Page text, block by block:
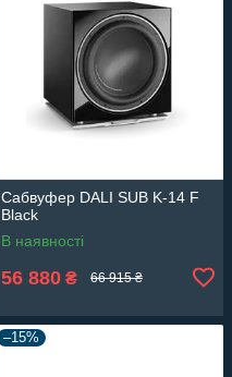
Сабвуфер DALI SUB K-14 F
Black
В наявності
56 880 ₴ 66 915 ₴
–15%